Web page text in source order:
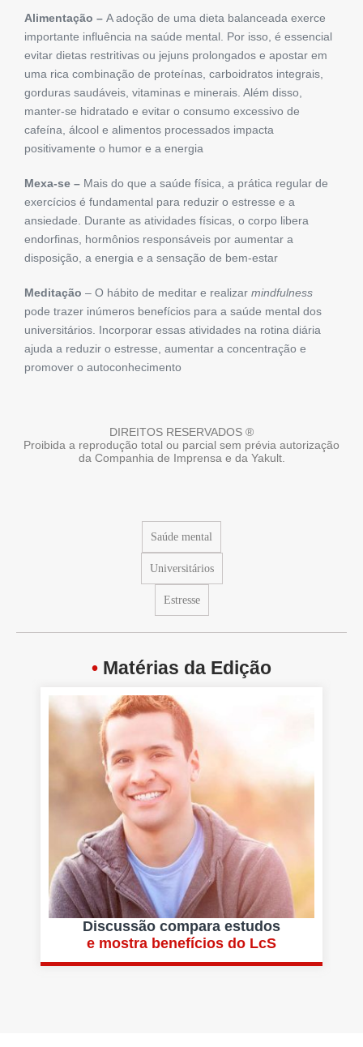
Alimentação – A adoção de uma dieta balanceada exerce
importante influência na saúde mental. Por isso, é essencial
evitar dietas restritivas ou jejuns prolongados e apostar em
uma rica combinação de proteínas, carboidratos integrais,
gorduras saudáveis, vitaminas e minerais. Além disso,
manter-se hidratado e evitar o consumo excessivo de
cafeína, álcool e alimentos processados impacta
positivamente o humor e a energia
Mexa-se – Mais do que a saúde física, a prática regular de
exercícios é fundamental para reduzir o estresse e a
ansiedade. Durante as atividades físicas, o corpo libera
endorfinas, hormônios responsáveis por aumentar a
disposição, a energia e a sensação de bem-estar
Meditação – O hábito de meditar e realizar mindfulness
pode trazer inúmeros benefícios para a saúde mental dos
universitários. Incorporar essas atividades na rotina diária
ajuda a reduzir o estresse, aumentar a concentração e
promover o autoconhecimento
DIREITOS RESERVADOS ®
Proibida a reprodução total ou parcial sem prévia autorização
da Companhia de Imprensa e da Yakult.
Saúde mental
Universitários
Estresse
• Matérias da Edição
Discussão compara estudos
e mostra benefícios do LcS